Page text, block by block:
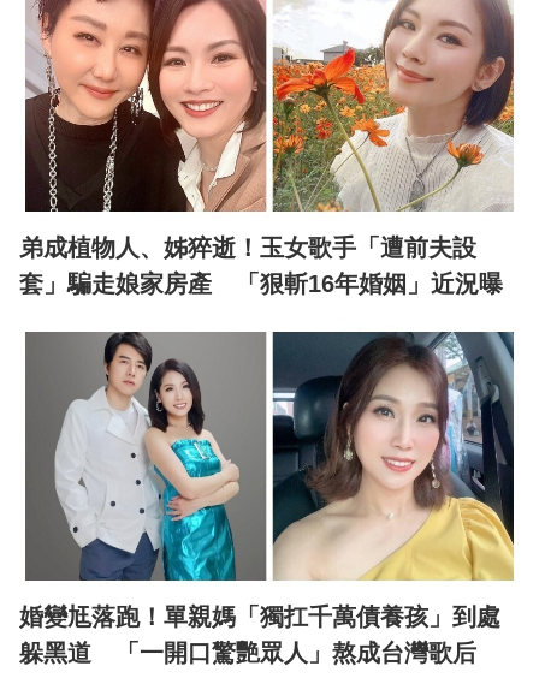
弟成植物人、姊猝逝！玉女歌手「遭前夫設
套」騙走娘家房產 「狠斬16年婚姻」近況曝
婚變尪落跑！單親媽「獨扛千萬債養孩」到處
躲黑道 「一開口驚艷眾人」熬成台灣歌后